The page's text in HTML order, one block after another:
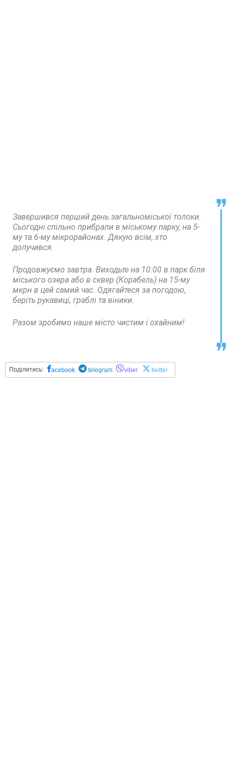
Завершився перший день загальноміської толоки.
Сьогодні спільно прибрали в міському парку, на 5-
му та 6-му мікрорайонах. Дякую всім, хто
долучився.
Продовжуємо завтра. Виходьте на 10:00 в парк біля
міського озера або в сквер (Корабель) на 15-му
мкрн в цей самий час. Одягайтеся за погодою,
беріть рукавиці, граблі та віники.
Разом зробимо наше місто чистим і охайним!
Поділитись: acebook telegram viber twitter